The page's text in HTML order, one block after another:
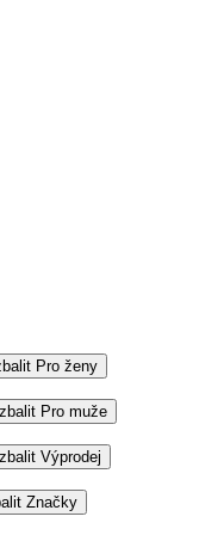
Pro ženy
Pro muže
Výprodej
Značky